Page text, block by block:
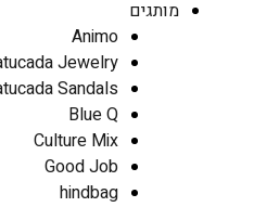
מותגים
Animo
Jewelry
Sandals
Blue Q
Culture Mix
Good Job
hindbag